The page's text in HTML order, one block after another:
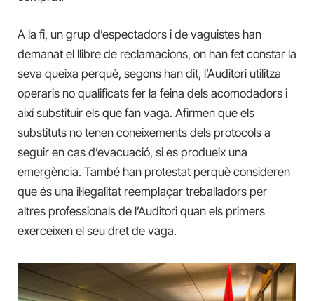
A la fi, un grup d’espectadors i de vaguistes han
demanat el llibre de reclamacions, on han fet constar la
seva queixa perquè, segons han dit, l’Auditori utilitza
operaris no qualificats fer la feina dels acomodadors i
així substituir els que fan vaga. Afirmen que els
substituts no tenen coneixements dels protocols a
seguir en cas d’evacuació, si es produeix una
emergència. També han protestat perquè consideren
que és una il·legalitat reemplaçar treballadors per
altres professionals de l’Auditori quan els primers
exerceixen el seu dret de vaga.